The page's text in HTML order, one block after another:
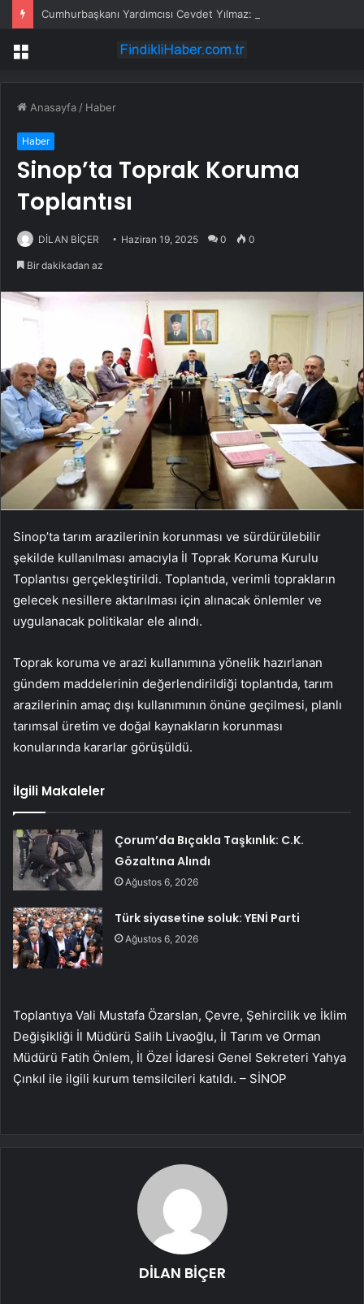
Menü
Anasayfa / Haber
Haber
Sinop’ta Toprak Koruma
Toplantısı
DİLAN BİÇER Haziran 19, 2025 0 0
Bir dakikadan az
Sinop’ta tarım arazilerinin korunması ve sürdürülebilir
şekilde kullanılması amacıyla İl Toprak Koruma Kurulu
Toplantısı gerçekleştirildi. Toplantıda, verimli toprakların
gelecek nesillere aktarılması için alınacak önlemler ve
uygulanacak politikalar ele alındı.
Toprak koruma ve arazi kullanımına yönelik hazırlanan
gündem maddelerinin değerlendirildiği toplantıda, tarım
arazilerinin amaç dışı kullanımının önüne geçilmesi, planlı
tarımsal üretim ve doğal kaynakların korunması
konularında kararlar görüşüldü.
İlgili Makaleler
Çorum’da Bıçakla Taşkınlık: C.K.
Gözaltına Alındı
Ağustos 6, 2026
Türk siyasetine soluk: YENİ Parti
Ağustos 6, 2026
Toplantıya Vali Mustafa Özarslan, Çevre, Şehircilik ve İklim
Değişikliği İl Müdürü Salih Livaoğlu, İl Tarım ve Orman
Müdürü Fatih Önlem, İl Özel İdaresi Genel Sekreteri Yahya
Çınkıl ile ilgili kurum temsilcileri katıldı. – SİNOP
DİLAN BİÇER